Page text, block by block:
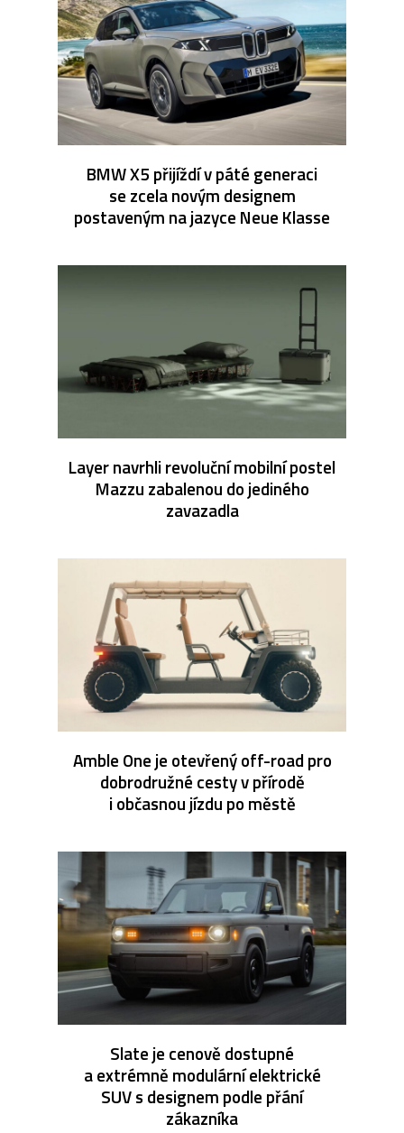
BMW X5 přijíždí v páté generaci
se zcela novým designem
postaveným na jazyce Neue Klasse
Layer navrhli revoluční mobilní postel
Mazzu zabalenou do jediného
zavazadla
Amble One je otevřený off-road pro
dobrodružné cesty v přírodě
i občasnou jízdu po městě
Slate je cenově dostupné
a extrémně modulární elektrické
SUV s designem podle přání
zákazníka